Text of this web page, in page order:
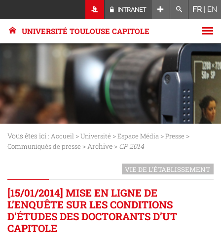
INTRANET FR | EN
UNIVERSITÉ TOULOUSE CAPITOLE
Vous êtes ici : Accueil >Université >Espace Média >Presse >
Communiqués de presse > Archive > CP 2014
VIE DE L'ÉTABLISSEMENT
[15/01/2014] MISE EN LIGNE DE
L’ENQUÊTE SUR LES CONDITIONS
D’ÉTUDES DES DOCTORANTS D’UT
CAPITOLE